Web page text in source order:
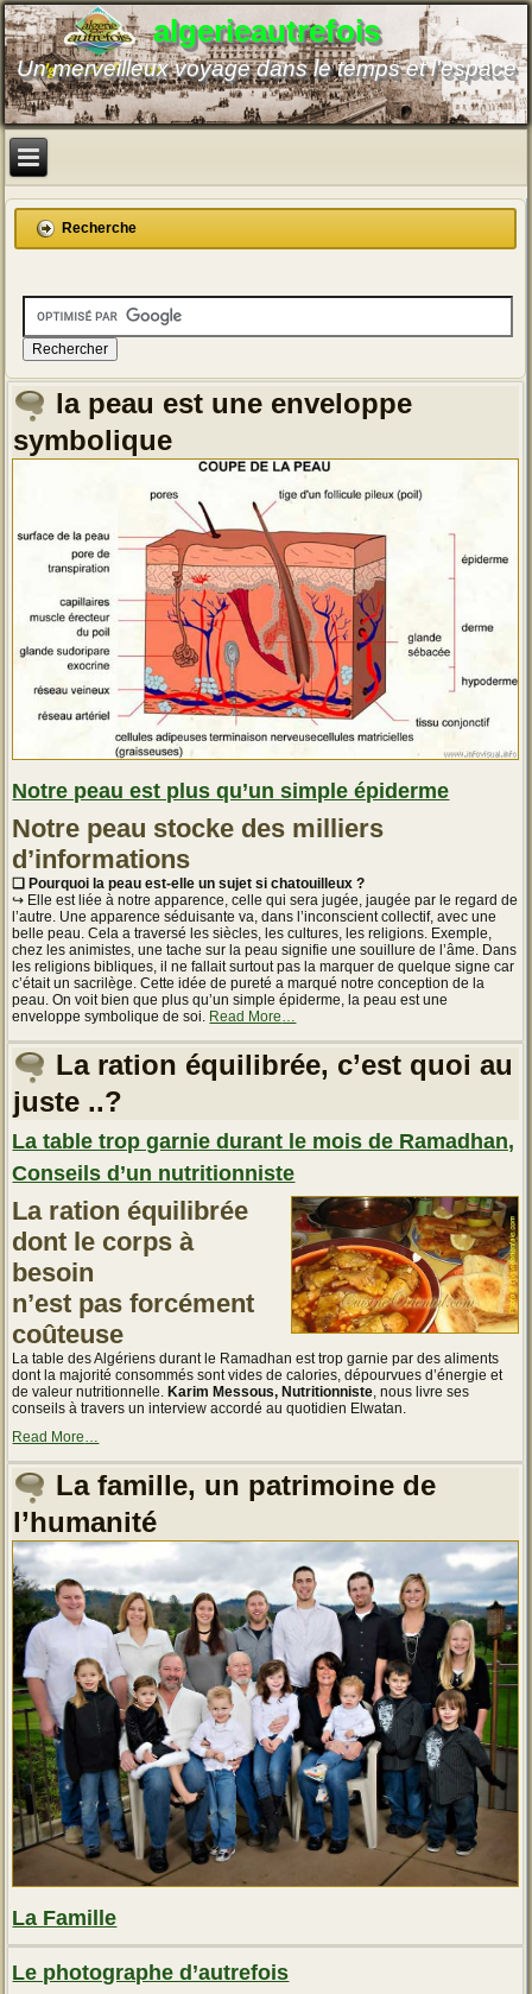
algerieautrefois
Un merveilleux voyage dans le temps et l'espace
Recherche
la peau est une enveloppe
symbolique
Notre peau est plus qu’un simple épiderme
Notre peau stocke des milliers
d’informations
❏ Pourquoi la peau est-elle un sujet si chatouilleux ?
↪ Elle est liée à notre apparence, celle qui sera jugée, jaugée par le regard de
l’autre. Une apparence séduisante va, dans l’inconscient collectif, avec une
belle peau. Cela a traversé les siècles, les cultures, les religions. Exemple,
chez les animistes, une tache sur la peau signifie une souillure de l’âme. Dans
les religions bibliques, il ne fallait surtout pas la marquer de quelque signe car
c’était un sacrilège. Cette idée de pureté a marqué notre conception de la
peau. On voit bien que plus qu’un simple épiderme, la peau est une
enveloppe symbolique de soi. Read More
peau
est
épiderme »
…
La ration équilibrée, c’est quoi au
juste ..?
La table trop garnie durant le mois de Ramadhan,
Conseils d’un nutritionniste
La ration équilibrée
dont le corps à
besoin
n’est pas forcément
coûteuse
La table des Algériens durant le Ramadhan est trop garnie par des aliments
dont la majorité consommés sont vides de calories, dépourvues d’énergie et
de valeur nutritionnelle.Karim Messous, Nutritionniste, nous livre ses
conseils à travers un interview accordé au quotidien Elwatan.
Read More
table
trop
durant
le
mois
de
Ramadhan,
Conseils
d’un
nutritionniste »
…
La famille, un patrimoine de
l’humanité
La Famille
Le photographe d’autrefois